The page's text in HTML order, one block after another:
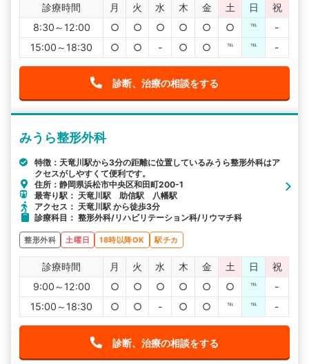
診療時間 月 火 水 木 金 土 日
祝
8:30～12:00
○ ○ ○ ○ ○ ○ ℡
-
15:00～18:30
○ ○ - ○ ○ ℡ ℡ -
診断、治療の相談をする
みうら整形外科
特徴：天竜川駅から3分の距離に位置しているみうら整形外科はア
クセスがしやすくて便利です。
住所：静岡県浜松市中央区和田町200-1
最寄り駅： 天竜川駅 助信駅 八幡駅
アクセス： 天竜川駅 から徒歩3分
診療科目： 整形外科/リハビリテーション科/リウマチ科
整形外科 土曜日 18時以降OK 駅チカ
診療時間 月 火 水 木 金 土 日
祝
9:00～12:00
○ ○ ○ ○ ○ ○ ℡
-
15:00～18:30
○ ○ - ○ ○ ℡ ℡ -
診断、治療の相談をする